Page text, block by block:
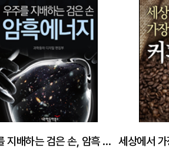
우주를 지배하는 검은 손, 암흑 에너지 - 출퇴근 한뼘지식 시리즈 by 과학동아 111